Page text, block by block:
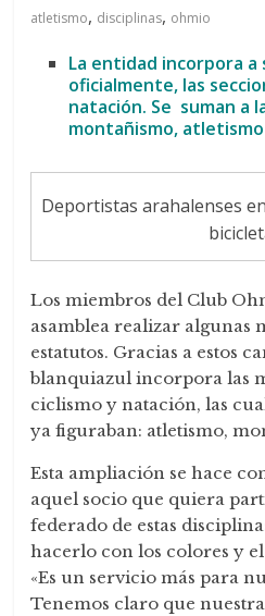
Arahal
atletismo, disciplinas, ohmio
La entidad incorpora
oficialmente, las
natación. Se suman a
montañismo,
Deportistas arahalenses
Los miembros del Club
asamblea realizar algunas
estatutos. Gracias a estos
blanquiazul incorpora las
ciclismo y natación, las
ya figuraban: atletismo,
Esta ampliación se hace
aquel socio que quiera
federado de estas
hacerlo con los colores y
«Es un servicio más para
Tenemos claro que